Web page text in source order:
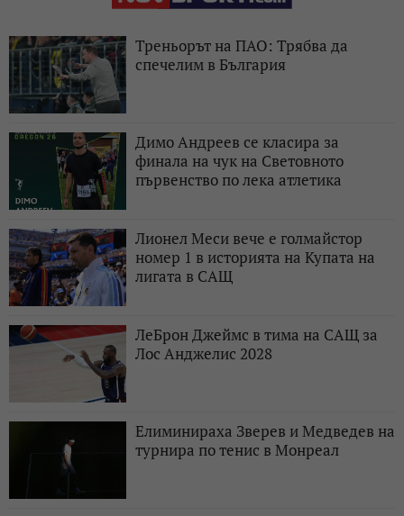
Треньорът на ПАО: Трябва да
спечелим в България
Димо Андреев се класира за
финала на чук на Световното
първенство по лека атлетика
Лионел Меси вече е голмайстор
номер 1 в историята на Купата на
лигата в САЩ
ЛеБрон Джеймс в тима на САЩ за
Лос Анджелис 2028
Елиминираха Зверев и Медведев на
турнира по тенис в Монреал